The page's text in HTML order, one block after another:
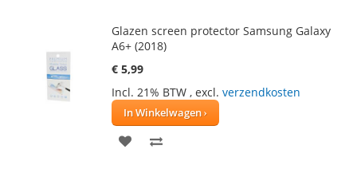
Glazen screen protector Samsung Galaxy
A6+ (2018)
€ 5,99
Incl. 21% BTW , excl. verzendkosten
In Winkelwagen
VOEG